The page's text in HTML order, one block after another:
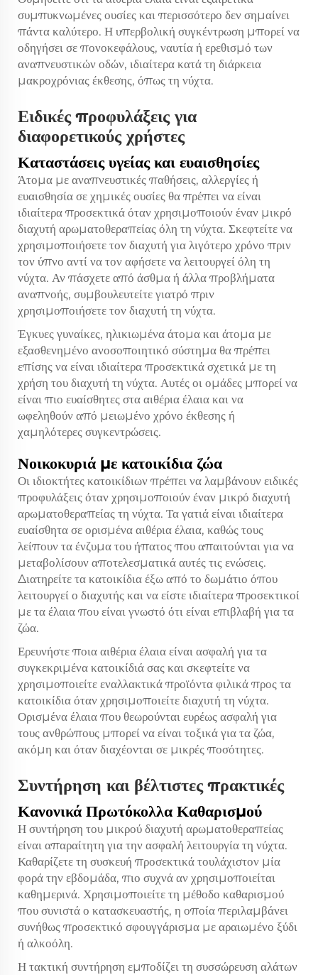
συμπυκνωμένες ουσίες και περισσότερο δεν σημαίνει
πάντα καλύτερο. Η υπερβολική συγκέντρωση μπορεί να
οδηγήσει σε πονοκεφάλους, ναυτία ή ερεθισμό των
αναπνευστικών οδών, ιδιαίτερα κατά τη διάρκεια
μακροχρόνιας έκθεσης, όπως τη νύχτα.
Ειδικές προφυλάξεις για
διαφορετικούς χρήστες
Καταστάσεις υγείας και ευαισθησίες
Άτομα με αναπνευστικές παθήσεις, αλλεργίες ή
ευαισθησία σε χημικές ουσίες θα πρέπει να είναι
ιδιαίτερα προσεκτικά όταν χρησιμοποιούν έναν μικρό
διαχυτή αρωματοθεραπείας όλη τη νύχτα. Σκεφτείτε να
χρησιμοποιήσετε τον διαχυτή για λιγότερο χρόνο πριν
τον ύπνο αντί να τον αφήσετε να λειτουργεί όλη τη
νύχτα. Αν πάσχετε από άσθμα ή άλλα προβλήματα
αναπνοής, συμβουλευτείτε γιατρό πριν
χρησιμοποιήσετε τον διαχυτή τη νύχτα.
Έγκυες γυναίκες, ηλικιωμένα άτομα και άτομα με
εξασθενημένο ανοσοποιητικό σύστημα θα πρέπει
επίσης να είναι ιδιαίτερα προσεκτικά σχετικά με τη
χρήση του διαχυτή τη νύχτα. Αυτές οι ομάδες μπορεί να
είναι πιο ευαίσθητες στα αιθέρια έλαια και να
ωφεληθούν από μειωμένο χρόνο έκθεσης ή
χαμηλότερες συγκεντρώσεις.
Νοικοκυριά με κατοικίδια ζώα
Οι ιδιοκτήτες κατοικίδιων πρέπει να λαμβάνουν ειδικές
προφυλάξεις όταν χρησιμοποιούν έναν μικρό διαχυτή
αρωματοθεραπείας τη νύχτα. Τα γατιά είναι ιδιαίτερα
ευαίσθητα σε ορισμένα αιθέρια έλαια, καθώς τους
λείπουν τα ένζυμα του ήπατος που απαιτούνται για να
μεταβολίσουν αποτελεσματικά αυτές τις ενώσεις.
Διατηρείτε τα κατοικίδια έξω από το δωμάτιο όπου
λειτουργεί ο διαχυτής και να είστε ιδιαίτερα προσεκτικοί
με τα έλαια που είναι γνωστό ότι είναι επιβλαβή για τα
ζώα.
Ερευνήστε ποια αιθέρια έλαια είναι ασφαλή για τα
συγκεκριμένα κατοικίδιά σας και σκεφτείτε να
χρησιμοποιείτε εναλλακτικά προϊόντα φιλικά προς τα
κατοικίδια όταν χρησιμοποιείτε διαχυτή τη νύχτα.
Ορισμένα έλαια που θεωρούνται ευρέως ασφαλή για
τους ανθρώπους μπορεί να είναι τοξικά για τα ζώα,
ακόμη και όταν διαχέονται σε μικρές ποσότητες.
Συντήρηση και βέλτιστες πρακτικές
Κανονικά Πρωτόκολλα Καθαρισμού
Η συντήρηση του μικρού διαχυτή αρωματοθεραπείας
είναι απαραίτητη για την ασφαλή λειτουργία τη νύχτα.
Καθαρίζετε τη συσκευή προσεκτικά τουλάχιστον μία
φορά την εβδομάδα, πιο συχνά αν χρησιμοποιείται
καθημερινά. Χρησιμοποιείτε τη μέθοδο καθαρισμού
που συνιστά ο κατασκευαστής, η οποία περιλαμβάνει
συνήθως προσεκτικό σφουγγάρισμα με αραιωμένο ξύδι
ή αλκοόλη.
Η τακτική συντήρηση εμποδίζει τη συσσώρευση αλάτων